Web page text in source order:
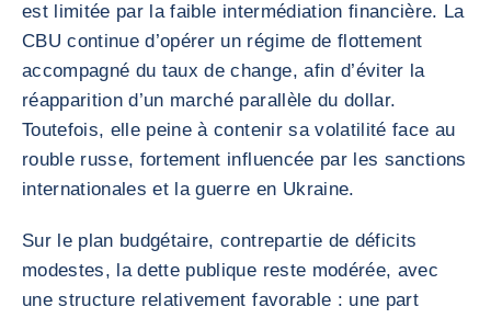
est limitée par la faible intermédiation financière. La
CBU continue d’opérer un régime de flottement
accompagné du taux de change, afin d’éviter la
réapparition d’un marché parallèle du dollar.
Toutefois, elle peine à contenir sa volatilité face au
rouble russe, fortement influencée par les sanctions
internationales et la guerre en Ukraine.
Sur le plan budgétaire, contrepartie de déficits
modestes, la dette publique reste modérée, avec
une structure relativement favorable : une part